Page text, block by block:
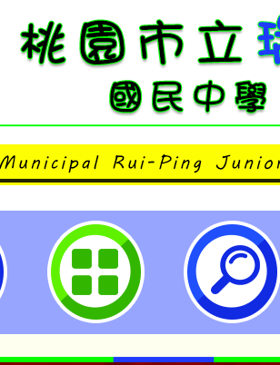
行政院人權及轉型正義
推動，已取得轉型正義
次公開播映權利，請查
國民中學